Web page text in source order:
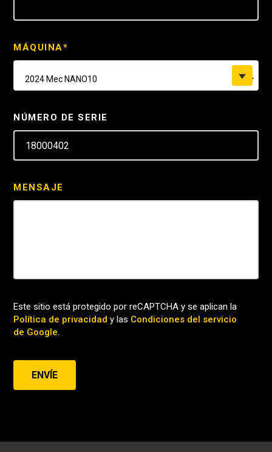
MÁQUINA*
NÚMERO DE SERIE
MENSAJE
Este sitio está protegido por reCAPTCHA y se aplican la
Política de privacidad y las Condiciones del servicio
de Google.
ENVÍE